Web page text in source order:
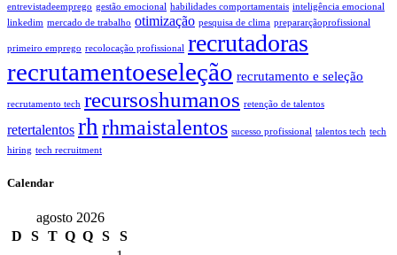
entrevistadeemprego gestão emocional habilidades comportamentais inteligência emocional
linkedim mercado de trabalho otimização pesquisa de clima prepararçãoprofissional
primeiro emprego recolocação profissional recrutadoras
recrutamentoeseleção recrutamento e seleção
recrutamento tech recursoshumanos retenção de talentos
retertalentos rh rhmaistalentos sucesso profissional talentos tech tech
hiring tech recruitment
Calendar
agosto 2026
D
S T Q Q S
S